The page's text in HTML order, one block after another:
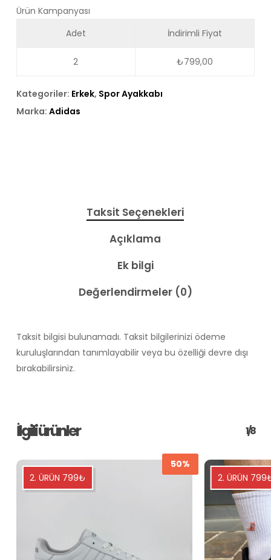
Ürün Kampanyası
Adet
İndirimli Fiyat
2 ₺799,00
Kategoriler: Erkek, Spor Ayakkabı
Marka: Adidas
Taksit Seçenekleri
Açıklama
Ek bilgi
Değerlendirmeler (0)
Taksit bilgisi bulunamadı. Taksit bilgilerinizi ödeme
kuruluşlarından tanımlayabilir veya bu özelliği devre dışı
bırakabilirsiniz.
İlgili ürünler 1/8
2. ÜRÜN 799₺
50%
2. ÜRÜN